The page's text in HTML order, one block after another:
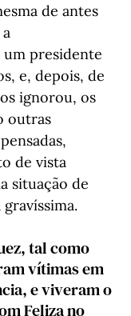
de antes
presidente
e, depois, de
ignorou, os
outras
de vista
situação de
tal como
vítimas em
e viveram o
Feliza no